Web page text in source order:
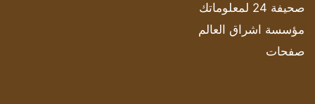
صحيفة 24 لمعلوماتك
مؤسسة اشراق العالم
صفحات